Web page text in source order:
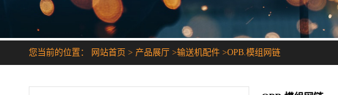
您当前的位置： 网站首页 > 产品展厅 >输送机配件 >OPB.模组网链